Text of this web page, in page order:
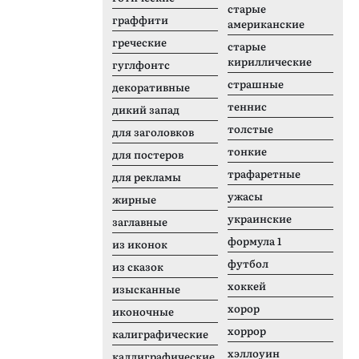
граффити
греческие
гуглфонтс
декоративные
дикий запад
для заголовков
для постеров
для рекламы
жирные
заглавные
из иконок
из сказок
изысканные
иконочные
калиграфические
старые
американские
старые
кириллические
страшные
теннис
толстые
тонкие
трафаретные
ужасы
украинские
формула 1
футбол
хоккей
хорор
хоррор
хэллоуин